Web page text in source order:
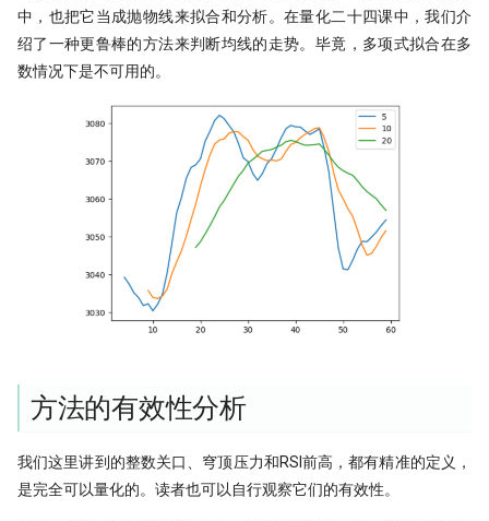
中，也把它当成抛物线来拟合和分析。在量化二十四课中，我们介
绍了一种更鲁棒的方法来判断均线的走势。毕竟，多项式拟合在多
数情况下是不可用的。
方法的有效性分析
我们这里讲到的整数关口、穹顶压力和RSI前高，都有精准的定义，
是完全可以量化的。读者也可以自行观察它们的有效性。